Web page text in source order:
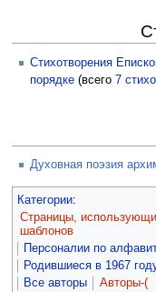
Стихотворения
порядке (всего 7
Духовная поэзия
Категории:
Страницы,
шаблонов
Персоналии по
Родившиеся в 1967
Все авторы
Авторы-(